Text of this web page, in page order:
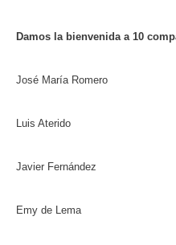
Damos la bienvenida a 10
José María Romero
Luis Aterido
Javier Fernández
Emy de Lema